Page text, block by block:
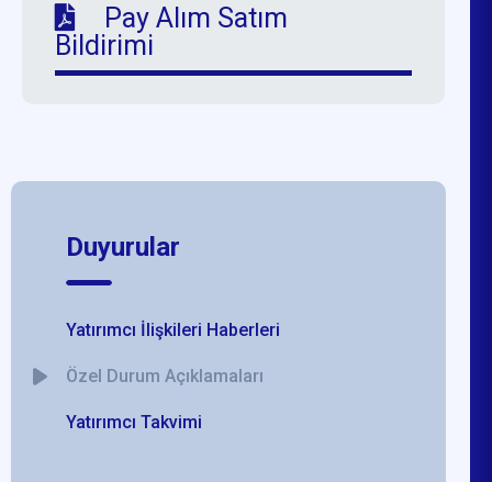
Pay Alım Satım
Bildirimi
Duyurular
Yatırımcı İlişkileri Haberleri
Özel Durum Açıklamaları
Yatırımcı Takvimi